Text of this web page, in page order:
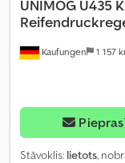
Kaufungen 1 157
UNIMOG U435
Stāvoklis: lietots,